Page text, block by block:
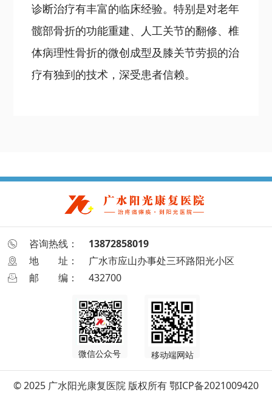
诊断治疗有丰富的临床经验。特别是对老年
髋部骨折的功能重建、人工关节的翻修、椎
体病理性骨折的微创成型及膝关节劳损的治
疗有独到的技术，深受患者信赖。
咨询热线：
13872858019
地
址：
广水市应山办事处三环路阳光小区
邮
编： 432700
微信公众号 移动端网站
© 2025 广水阳光康复医院 版权所有鄂ICP备2021009420